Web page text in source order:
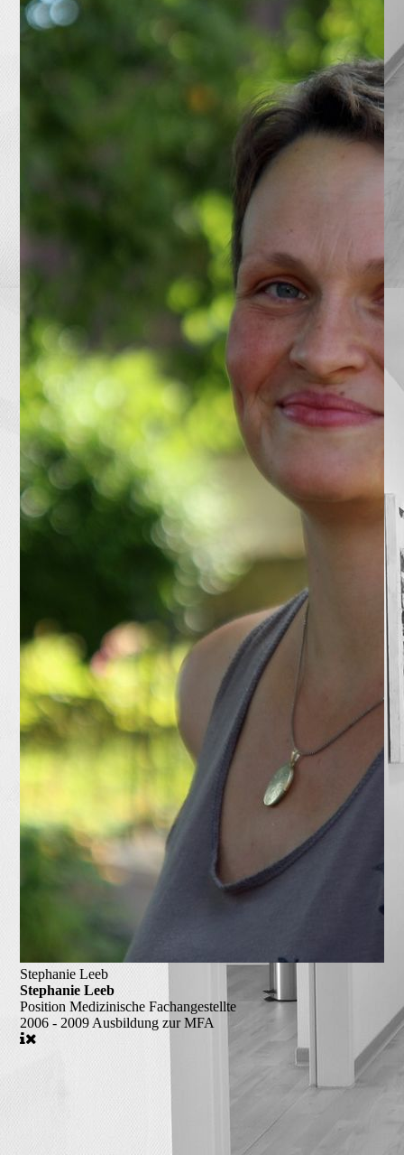
Stephanie Leeb
Stephanie Leeb
PositionMedizinische Fachangestellte
2006 - 2009 Ausbildung zur MFA